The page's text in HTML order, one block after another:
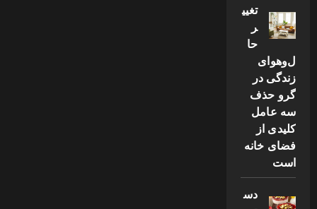
تغیی
ر
حا
ل‌وهوای
زندگی در
گرو حذف
سه عامل
کلیدی از
فضای خانه
است
دس